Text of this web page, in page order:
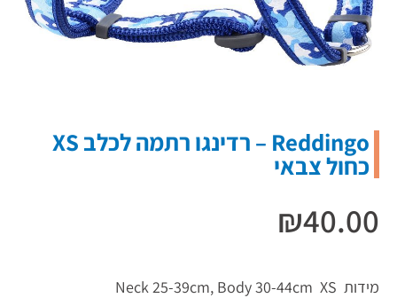
Reddingo – רדינגו רתמה לכלב XS
כחול צבאי
₪40.00
מידות Neck 25-39cm, Body 30-44cm XS